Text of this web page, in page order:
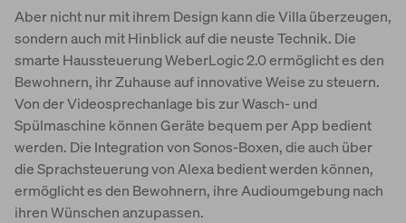
Aber nicht nur mit ihrem Design kann die Villa überzeugen,
sondern auch mit Hinblick auf die neuste Technik. Die
smarte Haussteuerung WeberLogic 2.0 ermöglicht es den
Bewohnern, ihr Zuhause auf innovative Weise zu steuern.
Von der Videosprechanlage bis zur Wasch- und
Spülmaschine können Geräte bequem per App bedient
werden. Die Integration von Sonos-Boxen, die auch über
die Sprachsteuerung von Alexa bedient werden können,
ermöglicht es den Bewohnern, ihre Audioumgebung nach
ihren Wünschen anzupassen.